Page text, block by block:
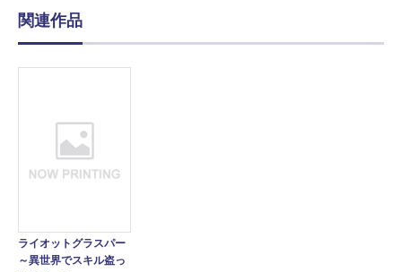
関連作品
ライオットグラスパー
～異世界でスキル盗っ